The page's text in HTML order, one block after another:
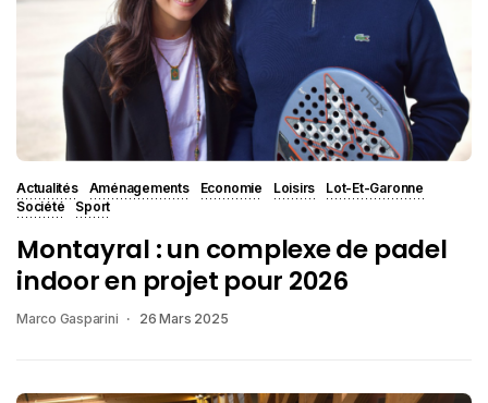
Actualités Aménagements Economie Loisirs
Lot-Et-Garonne
Société
Sport
Montayral : un complexe de padel
indoor en projet pour 2026
Marco Gasparini 26 Mars 2025